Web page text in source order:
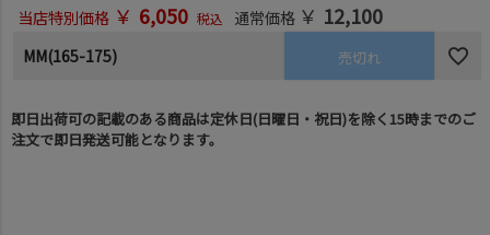
当店特別価格 ￥ 6,050 税込 通常価格 ￥ 12,100
MM(165-175) 売切れ
即日出荷可の記載のある商品は定休日(日曜日・祝日)を除く15時までのご
注文で即日発送可能となります。